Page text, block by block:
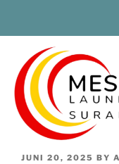
JUNI 20, 2025 BY